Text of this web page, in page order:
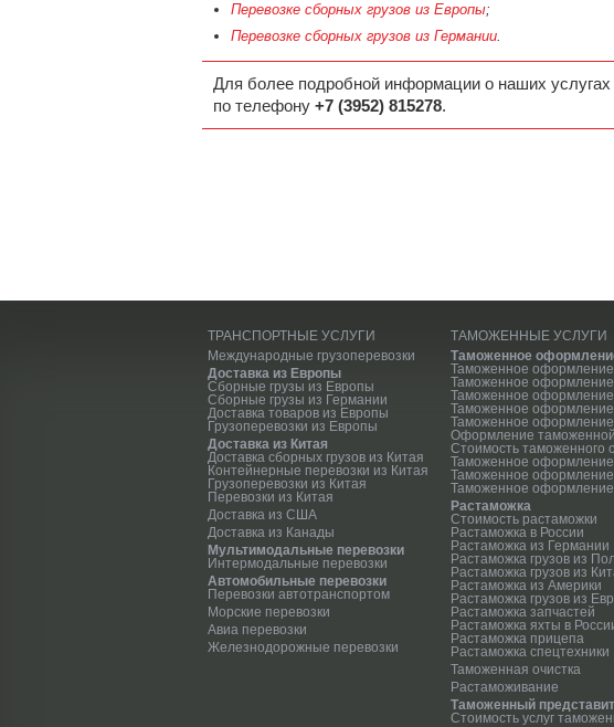
Перевозке сборных грузов из Европы;
Перевозке сборных грузов из Германии.
Для более подробной информации о наших
по телефону +7 (3952) 815278.
ТРАНСПОРТНЫЕ УСЛУГИ
Международные грузоперевозки
Доставка из Европы
Сборные грузы из Европы
Сборные грузы из Германии
Доставка товаров из Европы
Грузоперевозки из Европы
Доставка из Китая
Доставка сборных грузов из Китая
Контейнерные перевозки из Китая
Грузоперевозки из Китая
Перевозки из Китая
Доставка из США
Доставка из Канады
Мультимодальные перевозки
Интермодальные перевозки
Автомобильные перевозки
Перевозки автотранспортом
Морские перевозки
Авиа перевозки
Железнодорожные перевозки
ТАМОЖЕННЫЕ УСЛУГИ
Таможенное
Таможенное
Таможенное
Таможенное оформление
Таможенное
Таможенное оформление
Оформление
Стоимость таможенного
Таможенное оформление
Таможенное
Таможенное оформление
Растаможка
Стоимость растаможки
Растаможка в России
Растаможка из Германии
Растаможка грузов из
Растаможка грузов из
Растаможка из Америки
Растаможка грузов из
Растаможка запчастей
Растаможка яхты в
Растаможка прицепа
Растаможка спецтехники
Таможенная очистка
Растаможивание
Таможенный
Стоимость услуг